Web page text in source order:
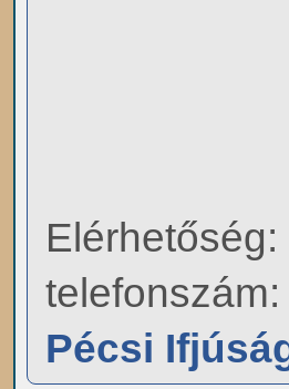
Pécsi